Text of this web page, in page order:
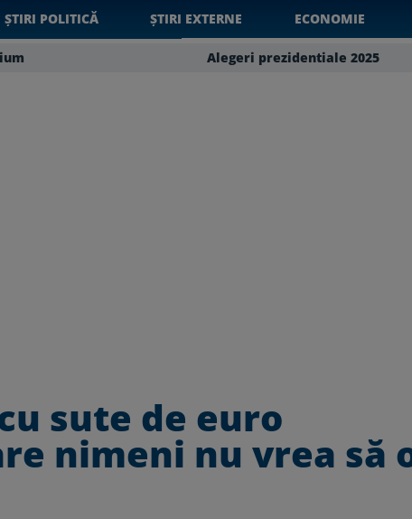
ȘTIRI POLITICĂ ȘTIRI EXTERNE ECONOMIE
Alegeri prezidentiale 2025
sute de euro
nimeni nu vrea să